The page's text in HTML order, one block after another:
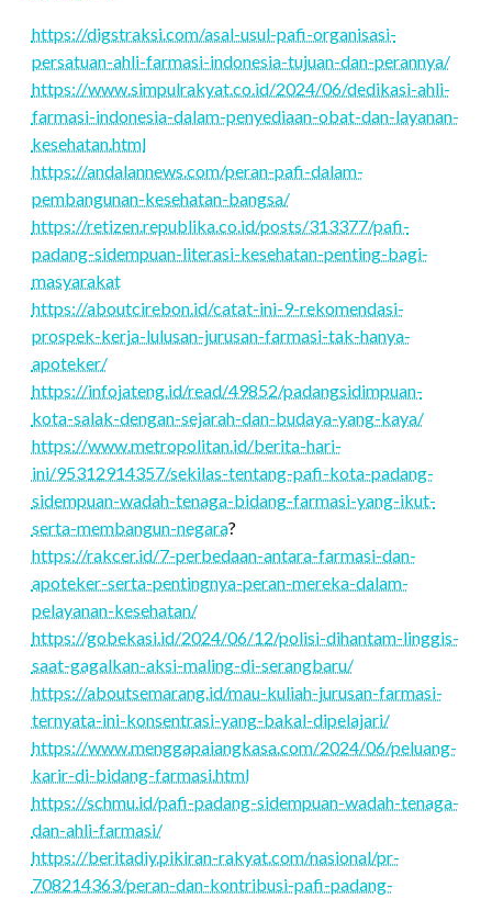
https://digstraksi.com/asal-usul-pafi-organisasi-
persatuan-ahli-farmasi-indonesia-tujuan-dan-perannya/
https://www.simpulrakyat.co.id/2024/06/dedikasi-ahli-
farmasi-indonesia-dalam-penyediaan-obat-dan-layanan-
kesehatan.html
https://andalannews.com/peran-pafi-dalam-
pembangunan-kesehatan-bangsa/
https://retizen.republika.co.id/posts/313377/pafi-
padang-sidempuan-literasi-kesehatan-penting-bagi-
masyarakat
https://aboutcirebon.id/catat-ini-9-rekomendasi-
prospek-kerja-lulusan-jurusan-farmasi-tak-hanya-
apoteker/
https://infojateng.id/read/49852/padangsidimpuan-
kota-salak-dengan-sejarah-dan-budaya-yang-kaya/
https://www.metropolitan.id/berita-hari-
ini/95312914357/sekilas-tentang-pafi-kota-padang-
sidempuan-wadah-tenaga-bidang-farmasi-yang-ikut-
serta-membangun-negara?
https://rakcer.id/7-perbedaan-antara-farmasi-dan-
apoteker-serta-pentingnya-peran-mereka-dalam-
pelayanan-kesehatan/
https://gobekasi.id/2024/06/12/polisi-dihantam-linggis-
saat-gagalkan-aksi-maling-di-serangbaru/
https://aboutsemarang.id/mau-kuliah-jurusan-farmasi-
ternyata-ini-konsentrasi-yang-bakal-dipelajari/
https://www.menggapaiangkasa.com/2024/06/peluang-
karir-di-bidang-farmasi.html
https://schmu.id/pafi-padang-sidempuan-wadah-tenaga-
dan-ahli-farmasi/
https://beritadiy.pikiran-rakyat.com/nasional/pr-
708214363/peran-dan-kontribusi-pafi-padang-